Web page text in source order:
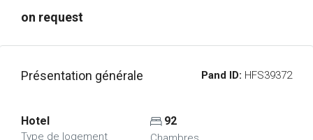
on request
Présentation générale Pand ID: HFS39372
Hotel
Type de logement
92